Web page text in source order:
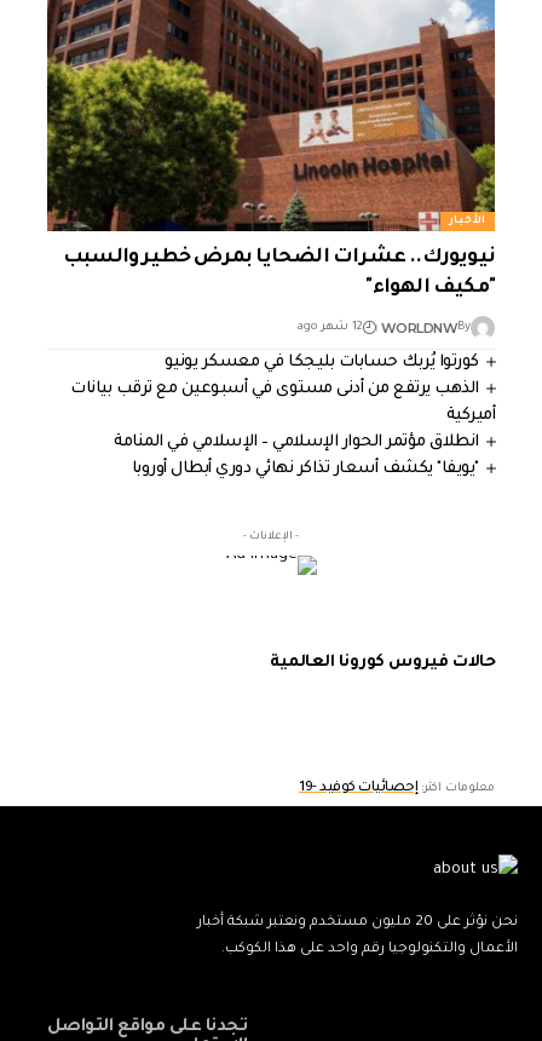
الأخبار
نيويورك.. عشرات الضحايا بمرض خطير والسبب
"مكيف الهواء"
By
WORLDNW 12 شهر ago
كورتوا يُربك حسابات بليجكا في معسكر يونيو
الذهب يرتفع من أدنى مستوى في أسبوعين مع ترقب بيانات
أميركية
انطلاق مؤتمر الحوار الإسلامي – الإسلامي في المنامة
"يويفا" يكشف أسعار تذاكر نهائي دوري أبطال أوروبا
- الإعلانات -
حالات فيروس كورونا العالمية
معلومات اكثر:إحصائيات كوفيد -19
نحن نؤثر على 20 مليون مستخدم ونعتبر شبكة أخبار
الأعمال والتكنولوجيا رقم واحد على هذا الكوكب.
تجدنا على مواقع التواصل